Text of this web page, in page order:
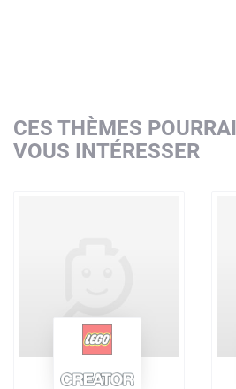
CES THÈMES
VOUS INTÉRESSER